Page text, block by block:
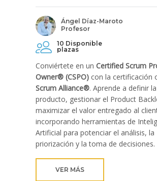
Ángel Díaz-Maroto
Profesor
10 Disponible
plazas
Conviértete en un Certified Scrum
Owner® (CSPO) con la certificación
Scrum Alliance®. Aprende a definir
producto, gestionar el Product
maximizar el valor entregado al
incorporando herramientas de
Artificial para potenciar el análisis, la
priorización y la toma de decisiones.
VER MÁS